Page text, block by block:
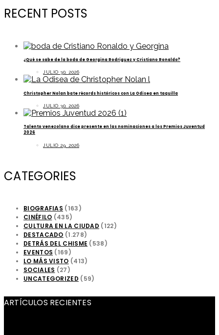
RECENT POSTS
¿Qué se sabe de la boda de Georgina Rodriguez y Cristiano Ronaldo?
JULIO 30, 2026
Christopher Nolan bate récords históricos con La Odisea en taquilla
JULIO 30, 2026
Talento venezolano dice presente en las nominaciones a los Premios Juventud
2026
JULIO 29, 2026
CATEGORIES
BIOGRAFIAS (163)
CINÉFILO (435)
CULTURA EN LA CIUDAD (122)
DESTACADO (1.278)
DETRÁS DEL CHISME (538)
EVENTOS (169)
LO MÁS VISTO (413)
SOCIALES (27)
UNCATEGORIZED (59)
ARTÍCULOS RECIENTES